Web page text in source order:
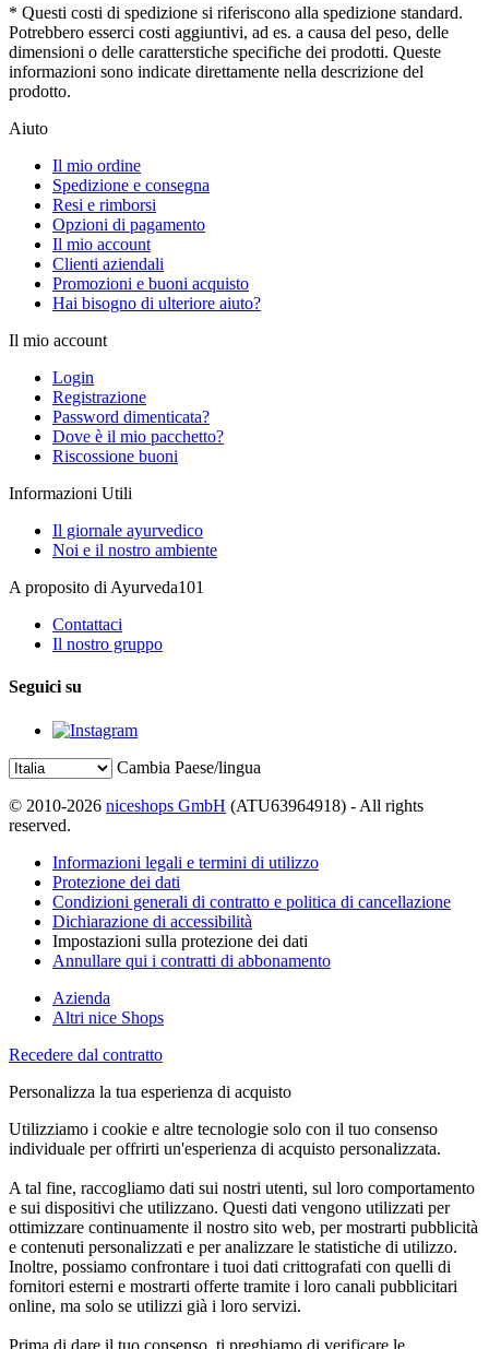
* Questi costi di spedizione si riferiscono alla spedizione standard.
Potrebbero esserci costi aggiuntivi, ad es. a causa del peso, delle
dimensioni o delle caratterstiche specifiche dei prodotti. Queste
informazioni sono indicate direttamente nella descrizione del
prodotto.
Aiuto
Il mio ordine
Spedizione e consegna
Resi e rimborsi
Opzioni di pagamento
Il mio account
Clienti aziendali
Promozioni e buoni acquisto
Hai bisogno di ulteriore aiuto?
Il mio account
Login
Registrazione
Password dimenticata?
Dove è il mio pacchetto?
Riscossione buoni
Informazioni Utili
Il giornale ayurvedico
Noi e il nostro ambiente
A proposito di Ayurveda101
Contattaci
Il nostro gruppo
Seguici su
Cambia Paese/lingua
© 2010-2026 niceshops GmbH (ATU63964918) - All rights
reserved.
Informazioni legali e termini di utilizzo
Protezione dei dati
Condizioni generali di contratto e politica di cancellazione
Dichiarazione di accessibilità
Impostazioni sulla protezione dei dati
Annullare qui i contratti di abbonamento
Azienda
Altri nice Shops
Recedere dal contratto
Personalizza la tua esperienza di acquisto
Utilizziamo i cookie e altre tecnologie solo con il tuo consenso
individuale per offrirti un'esperienza di acquisto personalizzata.
A tal fine, raccogliamo dati sui nostri utenti, sul loro comportamento
e sui dispositivi che utilizzano. Questi dati vengono utilizzati per
ottimizzare continuamente il nostro sito web, per mostrarti pubblicità
e contenuti personalizzati e per analizzare le statistiche di utilizzo.
Inoltre, possiamo confrontare i tuoi dati crittografati con quelli di
fornitori esterni e mostrarti offerte tramite i loro canali pubblicitari
online, ma solo se utilizzi già i loro servizi.
Prima di dare il tuo consenso, ti preghiamo di verificare le